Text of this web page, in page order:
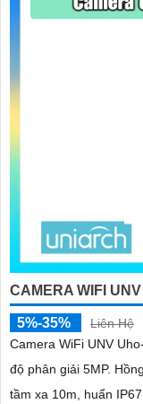
CAMERA WIFI
5%-35%
Liên Hệ
Camera WiFi UNV
độ phân giải 5MP.
tầm xa 10m, huẩn